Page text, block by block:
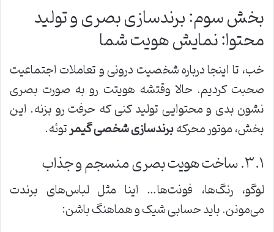
بخش سوم: برندسازی بصری و تولید
محتوا: نمایش هویت شما
خب، تا اینجا درباره شخصیت درونی و تعاملات اجتماعیت
صحبت کردیم. حالا وقتشه هویتت رو به صورت بصری
نشون بدی و محتوایی تولید کنی که حرفت رو بزنه. این
بخش، موتور محرکهبرندسازی شخصی گیمرتوئه.
۳.۱. ساخت هویت بصری منسجم و جذاب
لوگو، رنگ‌ها، فونت‌ها… اینا مثل لباس‌های برندت
می‌مونن. باید حسابی شیک و هماهنگ باشن: